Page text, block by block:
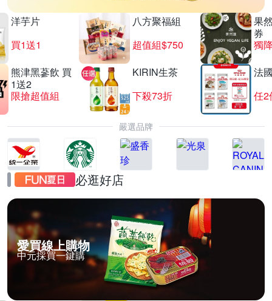
洋芋片
買1送1
八方聚福組
超值組$750
果
券
獨
熊津黑蔘飲 買
1送2
限搶超值組
KIRIN生茶
下殺73折
法
任2
嚴選品牌
必逛好店
愛買線上購物
中元採買一鍵購